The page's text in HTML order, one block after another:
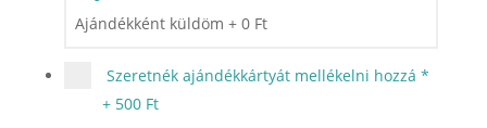
Ajándékként küldöm + 0 Ft
Szeretnék ajándékkártyát mellékelni hozzá *
+ 500 Ft